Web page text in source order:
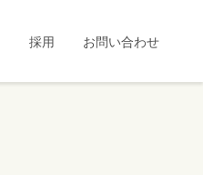
採用 お問い合わせ